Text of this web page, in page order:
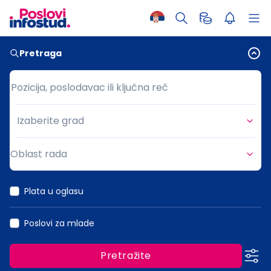
Pretraga
Pozicija, poslodavac ili ključna reč
Pozicija, poslodavac ili ključna reč
Grad
Izaberite grad
Oblast rada
Plata u oglasu
Poslovi za mlade
Pretražite